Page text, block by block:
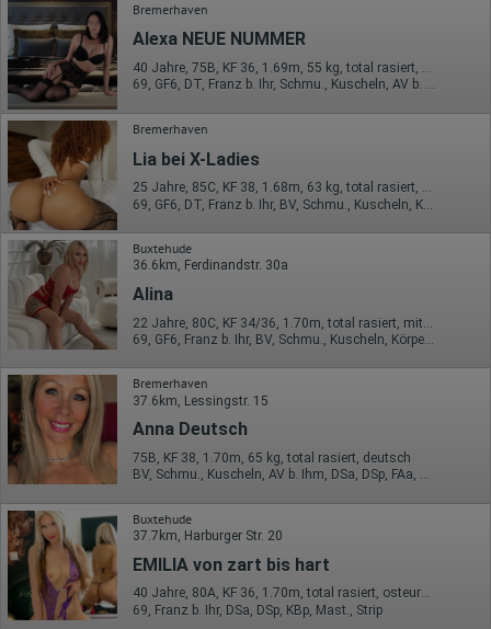
Daten anonym erhoben werden. Nur in Ausnahmefällen wird die
volle IP-Adresse an einen Server von Google in den USA
übertragen und dort gekürzt. Die von dem Browser des Nutzers
übermittelte IP-Adresse wird nicht mit anderen Daten von Google
zusammengeführt.
Erhobene Informationen zum Besucherverhalten sind folgende:
Herkunft (Land und Stadt)
Sprache
Betriebssystem
Gerät (PC, Tablet-PC oder Smartphone)
Browser und alle verwendeten Add-ons
Auflösung des Computers
Besucherquelle (Facebook, Suchmaschine oder
verweisende Webseite)
Welche Dateien wurden heruntergeladen?
Welche Videos angeschaut?
Wurden Werbebanner angeklickt?
Wohin ging der Besucher? Klickte er auf weitere Seiten des
Wie lange blieb der Besucher?
Ort der Verarbeitung:
Europäische Union & USA
Hotjar
Daten über das Benutzerverhalten zu sammeln. Hotjar kann
auch im Rahmen von Umfragen und Feedbackfunktionen, die
auf unserer Website eingebunden sind, von Ihnen bereitgestellte
Informationen verarbeiten.
Herausgeber:
Hotjar Limited, Malta
Bremerhaven
Alexa NEUE NUMMER
40 Jahre, 75B, KF 36, 1.69m, 55 kg, total rasiert, deutsch
69, GF6, DT, Franz b. Ihr, Schmu., Kuscheln, AV b. Ihm, DSa
Bremerhaven
Lia bei X-Ladies
25 Jahre, 85C, KF 38, 1.68m, 63 kg, total rasiert, Latina
Buxtehude
36.6km, Ferdinandstr. 30a
Alina
69, GF6, Franz b. Ihr, BV, Schmu., Kuscheln, Körperküs., DSa
Bremerhaven
37.6km, Lessingstr. 15
Anna Deutsch
75B, KF 38, 1.70m, 65 kg, total rasiert, deutsch
BV, Schmu., Kuscheln, AV b. Ihm, DSa, DSp, FAa, Mast.
Buxtehude
37.7km, Harburger Str. 20
EMILIA von zart bis hart
40 Jahre, 80A, KF 36, 1.70m, total rasiert, osteuropäisch
69, Franz b. Ihr, DSa, DSp, KBp, Mast., Strip